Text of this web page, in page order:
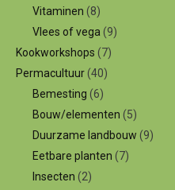
Vitaminen (8)
Vlees of vega(9)
Kookworkshops (7)
Permacultuur(40)
Bemesting (6)
Bouw/elementen (5)
Duurzame landbouw (9)
Eetbare planten (7)
Insecten (2)